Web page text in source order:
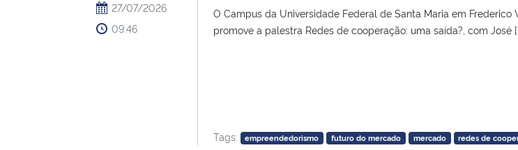
27/07/2026
09:46
O Campus da Universidade Federal de Santa Maria em Frederico
promove a palestra Redes de cooperação: uma saída?, com José
Tags: empreendedorismo futuro do mercado mercado redes de